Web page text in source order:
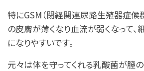
特にGSM（閉経関連尿路生殖器症候
の皮膚が薄くなり血流が弱くなって、
になりやすいです。
元々は体を守ってくれる乳酸菌が膣